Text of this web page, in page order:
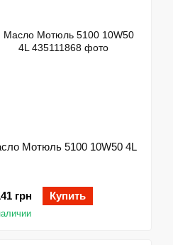
Мотюль 5100 10W50 4L
грн Купить